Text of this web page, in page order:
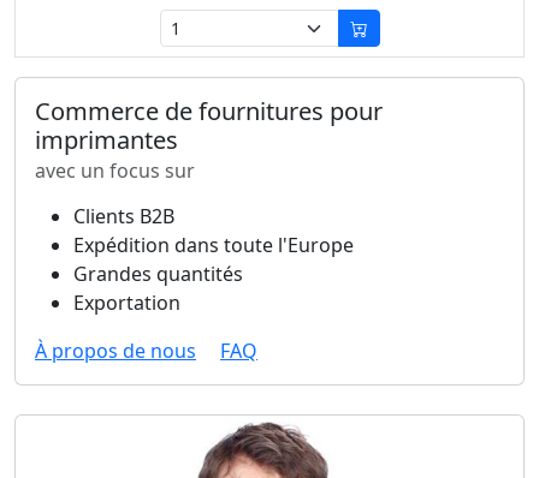
Commerce de fournitures pour
imprimantes
avec un focus sur
Clients B2B
Expédition dans toute l'Europe
Grandes quantités
Exportation
À propos de nous
FAQ